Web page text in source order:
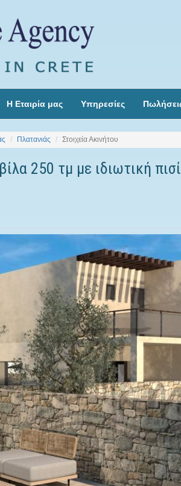
Η Εταιρία μας Υπηρεσίες
Πλατανιάς Στοιχεία Ακινήτου
250 τμ με ιδιωτική